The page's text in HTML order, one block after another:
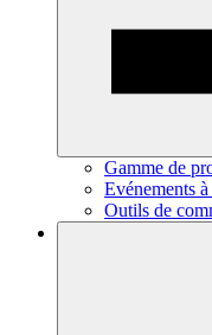
Gamme de
Evénements
Outils de